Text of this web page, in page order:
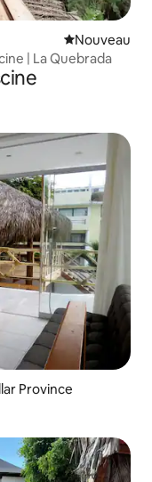
Nouvel
Nouveau
| La Quebrada
Province